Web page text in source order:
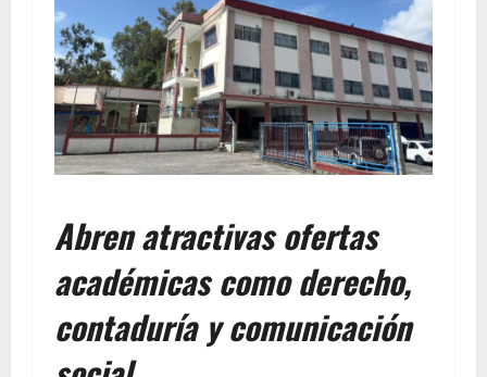
Abren atractivas ofertas
académicas como derecho,
contaduría y comunicación